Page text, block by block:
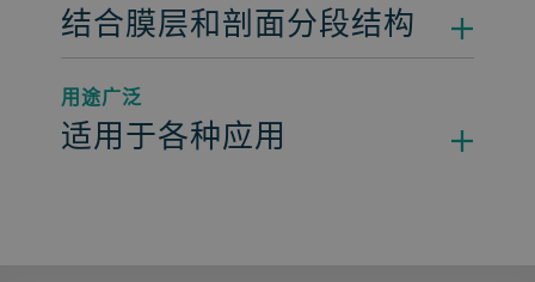
结合膜层和剖面分段结构
用途广泛
适用于各种应用